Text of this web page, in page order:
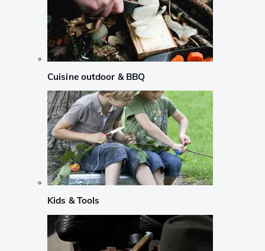
Cuisine outdoor & BBQ
Kids & Tools